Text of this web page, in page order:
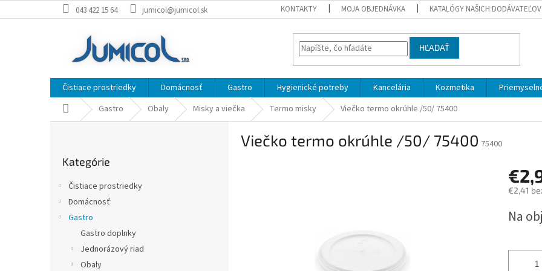
na
043 422 15 64 jumicol@jumicol.sk KONTAKTY MOJA OBJEDNÁVKA KATALÓGY NAŠICH DODÁVATEĽOV
HĽADAŤ
Čistiace prostriedky Domácnosť Gastro Hygienické potreby Kancelária Kozmetika
Domov Gastro Obaly Misky a viečka Termo misky Viečko termo okrúhle /50/ 75400
kategórie
Kategórie
Čistiace prostriedky
Domácnosť
Gastro
Gastro doplnky
Jednorázový riad
Obaly
Viečko termo okrúhle /50/ 75400 75400
€2,41
cena:
Na